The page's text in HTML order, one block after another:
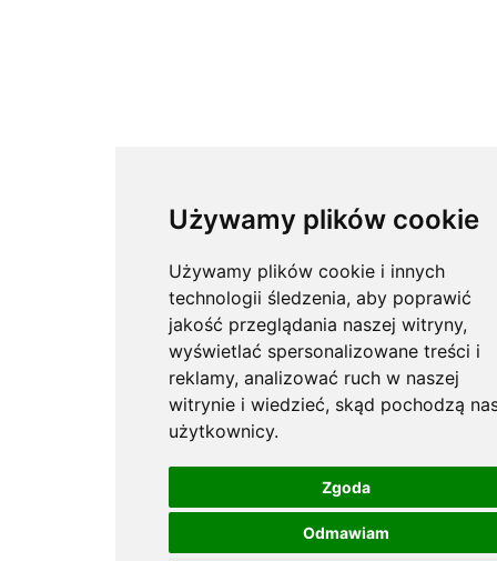
Używamy plików cookie
Używamy plików cookie i innych
technologii śledzenia, aby poprawić
jakość przeglądania naszej witryny,
wyświetlać spersonalizowane treści i
reklamy, analizować ruch w naszej
witrynie i wiedzieć, skąd pochodzą
użytkownicy.
Zgoda
Odmawiam